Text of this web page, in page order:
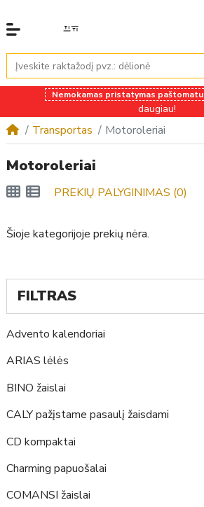
Nemokamas pristatymas paštomatu
daugiau!
Transportas Motoroleriai
FILTRAS
Advento kalendoriai
ARIAS lėlės
BINO žaislai
CALY pažįstame pasaulį žaisdami
CD kompaktai
Charming papuošalai
COMANSI žaislai
Motoroleriai
PREKIŲ PALYGINIMAS (0)
Šioje kategorijoje prekių nėra.